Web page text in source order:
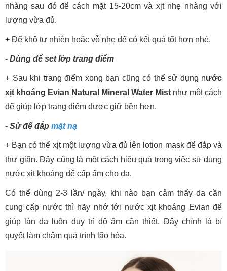
nhàng sau đó để cách mặt 15-20cm và xịt nhẹ nhàng với
lượng vừa đủ.
+ Để khô tự nhiên hoặc vỗ nhẹ để có kết quả tốt hơn nhé.
- Dùng để set lớp trang điểm
+ Sau khi trang điểm xong bạn cũng có thể sử dụng nước
xịt khoáng Evian Natural Mineral Water Mist như một cách
để giúp lớp trang điểm được giữ bền hơn.
- Sử để đắp mặt nạ
+ Bạn có thể xịt một lượng vừa đủ lên lotion mask để đắp và
thư giãn. Đây cũng là một cách hiệu quả trong việc sử dụng
nước xịt khoáng để cấp ẩm cho da.
Có thể dùng 2-3 lần/ ngày, khi nào bạn cảm thấy da cần
cung cấp nước thì hãy nhớ tới nước xịt khoáng Evian để
giúp làn da luôn duy trì độ ẩm cần thiết. Đây chính là bí
quyết làm chậm quá trình lão hóa.